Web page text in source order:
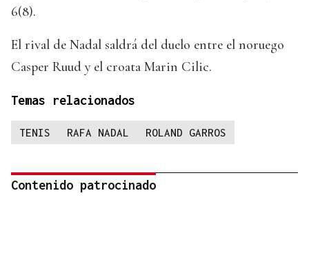
6(8).
El rival de Nadal saldrá del duelo entre el noruego
Casper Ruud y el croata Marin Cilic.
Temas relacionados
TENIS RAFA NADAL ROLAND GARROS
Contenido patrocinado